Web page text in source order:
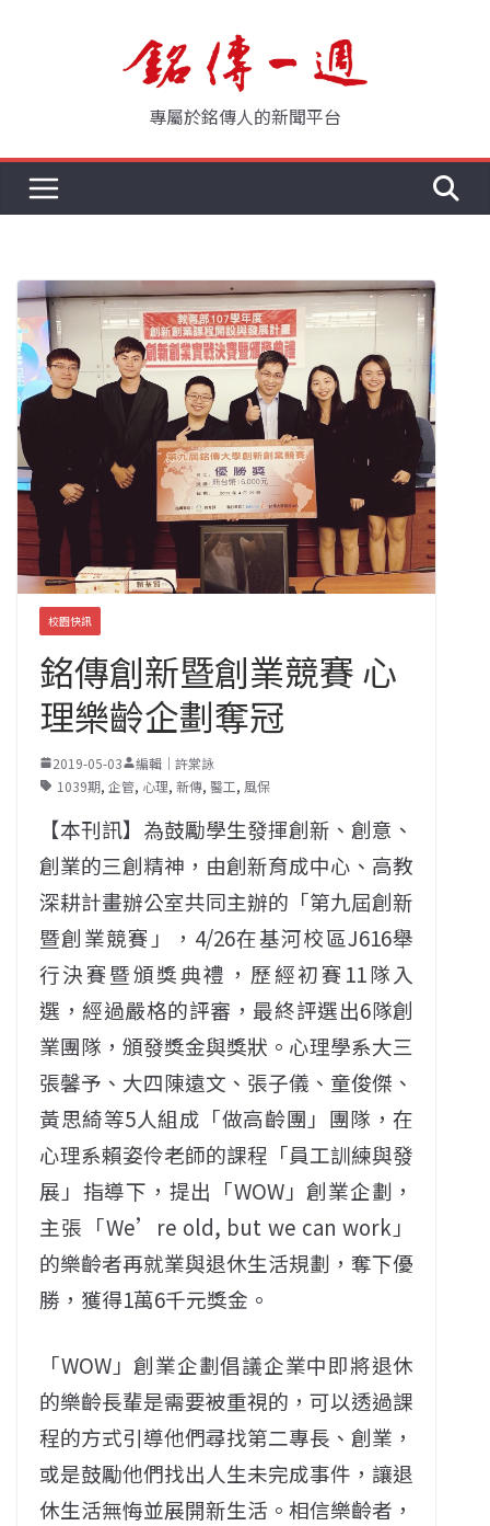
專屬於銘傳人的新聞平台
校園快訊
銘傳創新暨創業競賽 心
理樂齡企劃奪冠
2019-05-03
編輯｜許棠詠
1039期, 企管, 心理, 新傳, 醫工, 風保
【本刊訊】為鼓勵學生發揮創新、創意、
創業的三創精神，由創新育成中心、高教
深耕計畫辦公室共同主辦的「第九屆創新
暨創業競賽」，4/26在基河校區J616舉
行決賽暨頒獎典禮，歷經初賽11隊入
選，經過嚴格的評審，最終評選出6隊創
業團隊，頒發獎金與獎狀。心理學系大三
張馨予、大四陳遠文、張子儀、童俊傑、
黃思綺等5人組成「做高齡團」團隊，在
心理系賴姿伶老師的課程「員工訓練與發
展」指導下，提出「WOW」創業企劃，
主張「We’re old, but we can work」
的樂齡者再就業與退休生活規劃，奪下優
勝，獲得1萬6千元獎金。
「WOW」創業企劃倡議企業中即將退休
的樂齡長輩是需要被重視的，可以透過課
程的方式引導他們尋找第二專長、創業，
或是鼓勵他們找出人生未完成事件，讓退
休生活無悔並展開新生活。相信樂齡者，